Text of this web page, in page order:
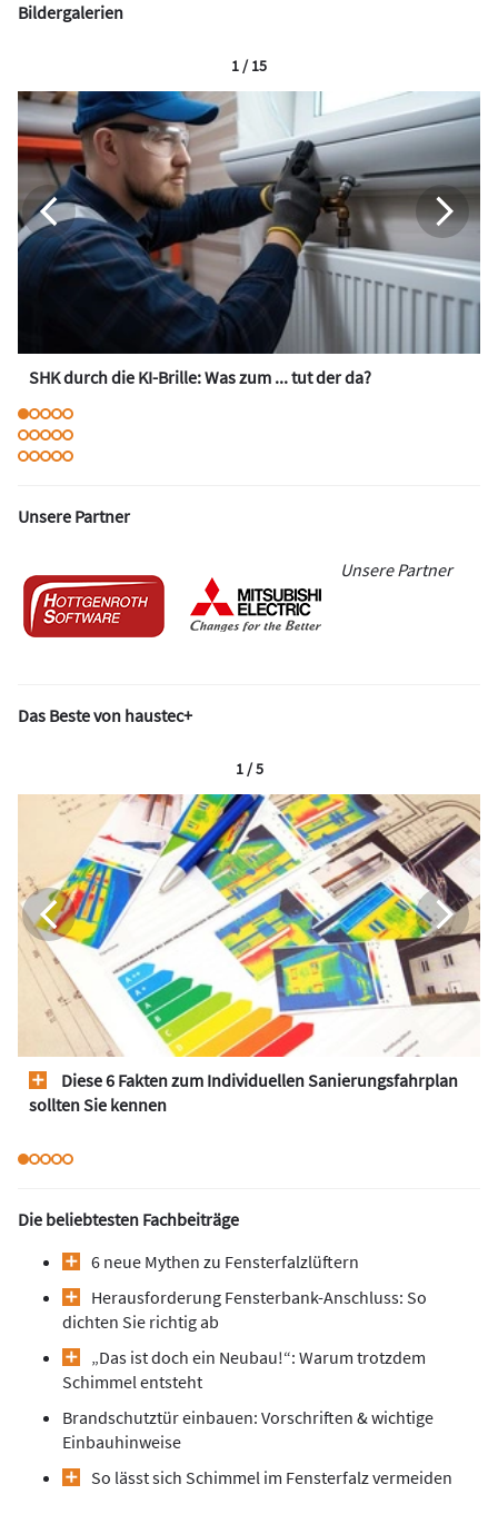
Bildergalerien
SHK durch die KI-Brille: Was zum ... tut der da?
1 / 15
Unsere Partner
Unsere Partner
Das Beste von haustec+
Diese 6 Fakten zum Individuellen Sanierungsfahrplan
sollten Sie kennen
1 / 5
Die beliebtesten Fachbeiträge
6 neue Mythen zu Fensterfalzlüftern
Herausforderung Fensterbank-Anschluss: So
dichten Sie richtig ab
„Das ist doch ein Neubau!“: Warum trotzdem
Schimmel entsteht
Brandschutztür einbauen: Vorschriften & wichtige
Einbauhinweise
So lässt sich Schimmel im Fensterfalz vermeiden